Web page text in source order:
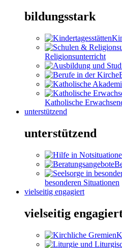
bildungsstark
Religionsunterricht
Katholische
unterstützend
unterstützend
besonderen Situationen
vielseitig engagiert
vielseitig